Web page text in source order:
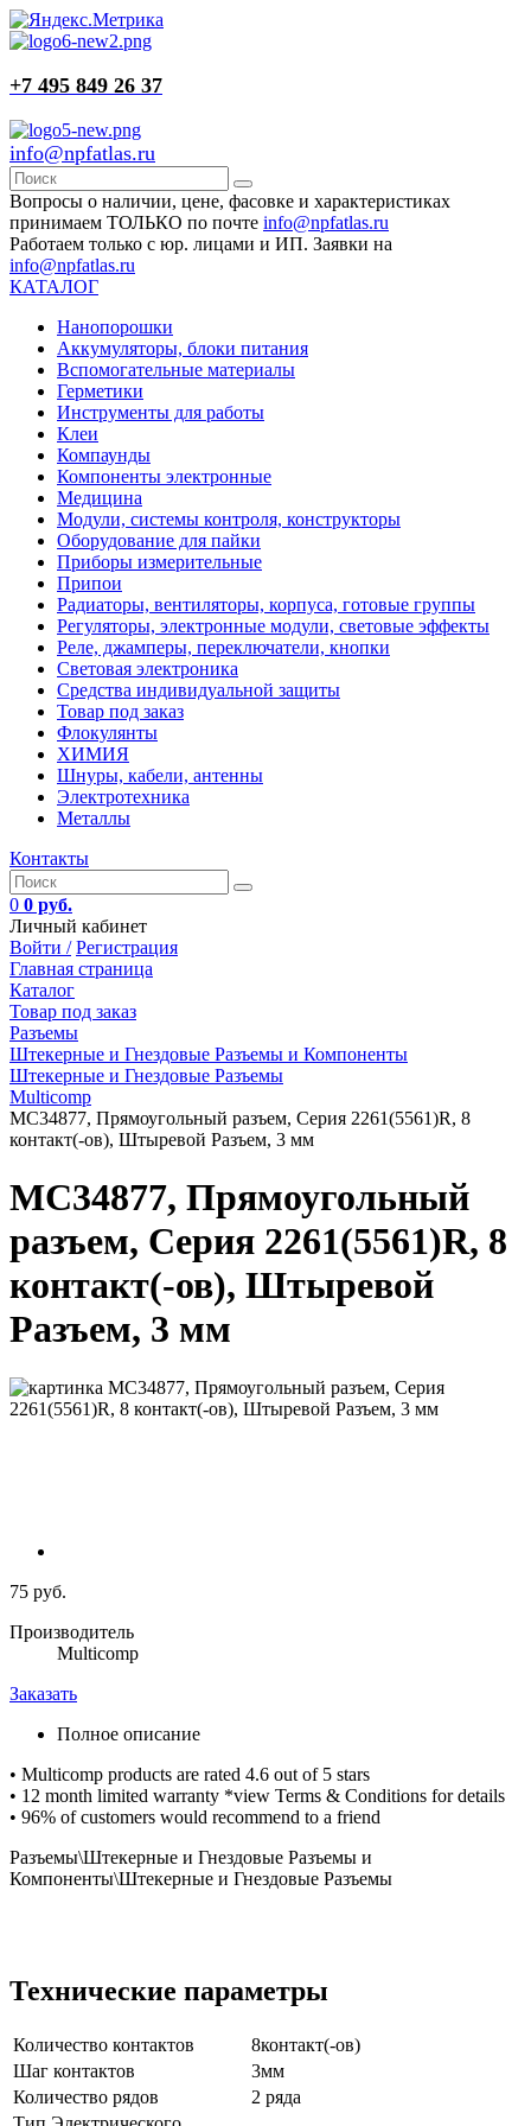
+7 495 849 26 37
info@npfatlas.ru
Вопросы о наличии, цене, фасовке и характеристиках
принимаем ТОЛЬКО по почте info@npfatlas.ru
Работаем только с юр. лицами и ИП. Заявки на
info@npfatlas.ru
КАТАЛОГ
Нанопорошки
Аккумуляторы, блоки питания
Вспомогательные материалы
Герметики
Инструменты для работы
Клеи
Компаунды
Компоненты электронные
Медицина
Модули, системы контроля, конструкторы
Оборудование для пайки
Приборы измерительные
Припои
Радиаторы, вентиляторы, корпуса, готовые группы
Регуляторы, электронные модули, световые эффекты
Реле, джамперы, переключатели, кнопки
Световая электроника
Средства индивидуальной защиты
Товар под заказ
Флокулянты
ХИМИЯ
Шнуры, кабели, антенны
Электротехника
Металлы
Контакты
0 0 руб.
Личный кабинет
Войти / Регистрация
Главная страница
Каталог
Товар под заказ
Разъемы
Штекерные и Гнездовые Разъемы и Компоненты
Штекерные и Гнездовые Разъемы
Multicomp
MC34877, Прямоугольный разъем, Серия 2261(5561)R, 8
контакт(-ов), Штыревой Разъем, 3 мм
MC34877, Прямоугольный
разъем, Серия 2261(5561)R, 8
контакт(-ов), Штыревой
Разъем, 3 мм
75 руб.
Производитель
Multicomp
Заказать
Полное описание
• Multicomp products are rated 4.6 out of 5 stars
• 12 month limited warranty *view Terms & Conditions for details
• 96% of customers would recommend to a friend
Разъемы\Штекерные и Гнездовые Разъемы и
Компоненты\Штекерные и Гнездовые Разъемы
Технические параметры
Количество контактов
8контакт(-ов)
Шаг контактов
3мм
Количество рядов
2 ряда